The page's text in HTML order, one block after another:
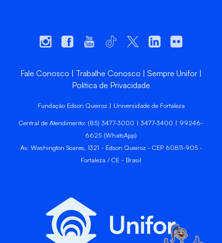
Fale Conosco Trabalhe Conosco
Sempre Unifor
Política de Privacidade
Fundação Edson Queiroz | Universidade de Fortaleza
Central de Atendimento: (85) 3477-3000 | 3477-3400 | 99246-
6625 (WhatsApp)
Av. Washington Soares, 1321 - Edson Queiroz - CEP 60811-905 -
Fortaleza / CE - Brasil